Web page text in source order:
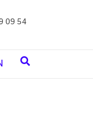
09 54